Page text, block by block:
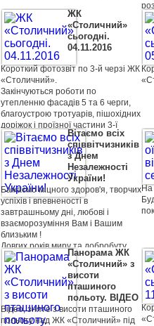
ЖК
«Столичний»
сьогоднi.
04.11.2016
Короткий фотозвіт по 3-й черзi ЖК
«Столичний».
Закінчуються роботи по
утепленню фасадів 5 та 6 черги,
благоустрою тротуарів, пішохідних
доріжок і проїзної частини 3-ї
секції.
Ведуться роботи по газифікації
будинку: обвідний газопровід та
стояки. Встановлюються вхідні
двері в під'їздах. Йдуть
пусконалагоджувальні роботи
ліфтового обладнання.
Тривають роботи з електрики та з
монтажу внутрішніх мереж
каналізації та водопроводу.
Монтуються секційні димарі під
установку індивідуальних котлів (в
перших 3-х секціях вже
змонтовані).
Вітаємо всіх
співвітчизників
з Днем
Незалежності
України!
Бажаємо міцного здоров'я, творчих
успіхів і впевненості в
завтрашньому дні, любові і
взаєморозуміння Вам і Вашим
близьким !
Довгих років миру та добробуту
вам!
СЛАВА УКРАЇНІ!
ЖК «Столичний».
На
Панорама ЖК
«Столичний» з
висоти
пташиного
польоту. ВІДЕО
Відео, зняте з висоти пташиного
польоту над ЖК «Столичний» під